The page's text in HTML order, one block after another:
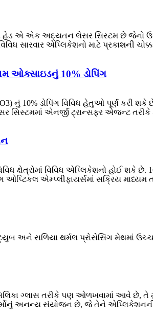
હેડ એ એક અદ્યતન લેસર સિસ્ટમ છે જેનો
સારવાર એપ્લિકેશનો માટે પ્રકાશની
ઓક્સાઇડનું 10% ડોપિંગ
નું 10% ડોપિંગ વિવિધ હેતુઓ પૂર્ણ કરી
સિસ્ટમમાં એનર્જી ટ્રાન્સફર એજન્ટ
ક્ષેત્રોમાં વિવિધ એપ્લિકેશનો હોઈ
ઓપ્ટિકલ એમ્પ્લીફાયર્સમાં સક્રિય
ટ્યુબ અને સળિયા થર્મલ પ્રોસેસિંગ મેથમાં
ગ્લાસ તરીકે પણ ઓળખવામાં આવે છે, તે
અનન્ય સંયોજન છે, જે તેને એપ્લિકેશનની